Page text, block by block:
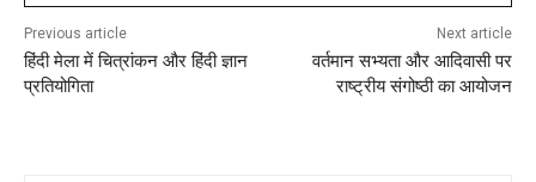
Previous article
हिंदी मेला में चित्रांकन और हिंदी ज्ञान
प्रतियोगिता
Next article
वर्तमान सभ्यता और आदिवासी पर
राष्ट्रीय संगोष्ठी का आयोजन